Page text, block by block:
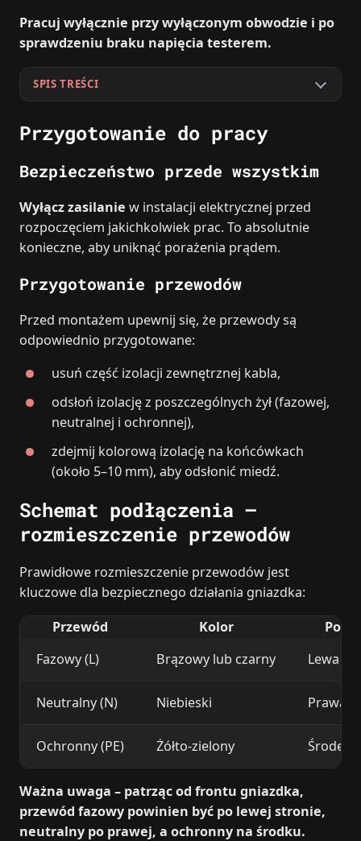
Pracuj wyłącznie przy wyłączonym obwodzie i po
sprawdzeniu braku napięcia testerem.
SPIS TREŚCI
Przygotowanie do pracy
Bezpieczeństwo przede wszystkim
Wyłącz zasilanie w instalacji elektrycznej przed
rozpoczęciem jakichkolwiek prac. To absolutnie
konieczne, aby uniknąć porażenia prądem.
Przygotowanie przewodów
Przed montażem upewnij się, że przewody są
odpowiednio przygotowane:
usuń część izolacji zewnętrznej kabla,
odsłoń izolację z poszczególnych żył (fazowej,
neutralnej i ochronnej),
zdejmij kolorową izolację na końcówkach
(około 5–10 mm), aby odsłonić miedź.
Schemat podłączenia –
rozmieszczenie przewodów
Prawidłowe rozmieszczenie przewodów jest
kluczowe dla bezpiecznego działania gniazdka:
Przewód
Kolor
Fazowy (L)
Brązowy lub czarny Lewa
Neutralny (N) Niebieski Prawa
Ochronny (PE) Żółto-zielony Środek
Ważna uwaga – patrząc od frontu gniazdka,
przewód fazowy powinien być po lewej stronie,
neutralny po prawej, a ochronny na środku.